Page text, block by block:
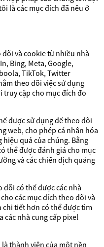
là các mục đích đã nêu ở
và cookie từ nhiều nhà
Bing, Meta, Google,
TikTok, Twitter
theo dõi việc sử dụng
truy cập cho mục đích đo
được sử dụng để theo dõi
web, cho phép cá nhân hóa
hiệu quả của chúng. Bằng
thể được đánh giá cho mục
và các chiến dịch quảng
dõi có thể được các nhà
các mục đích theo dõi và
tiết hơn có thể được tìm
các nhà cung cấp pixel
thành viên của một nền